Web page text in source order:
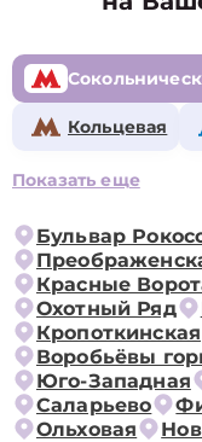
Кольцевая
Показать еще
Бульвар
Красные
Охотный Ряд
Кропоткинская
Воробьёвы
Юго-Западная
Саларьево
Ольховая